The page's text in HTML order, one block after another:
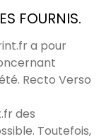
FOURNIS.
a pour
Recto Verso
des
Toutefois,